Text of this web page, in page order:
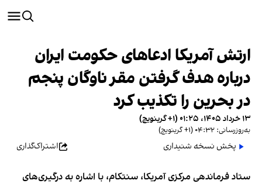
ارتش آمریکا ادعاهای حکومت ایران
درباره هدف گرفتن مقر ناوگان پنجم
در بحرین را تکذیب کرد
۱۳ خرداد ۱۴۰۵، ۰۱:۲۵ (‎+۱ گرینویچ)
به‌روزرسانی: ۰۴:۳۲ (‎+۱ گرینویچ)
پخش نسخه شنیداری اشتراک‌گذاری
ستاد فرماندهی مرکزی آمریکا، سنتکام، با اشاره به درگیری‌های